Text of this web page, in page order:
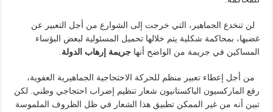
لن تنخدع الجماهير، التي خرجت إلى الشوارع من أجل التعبير عن
غضبها، بمحاكمة شكلية يتم خلالها تحميل المسئولية لبعض البؤساء
المساكين في جريمة من الواضح أنهاجريمة إرهاب الدولة
من أجل إعطاء تعبير منظم للحركة الاحتجاجية الجماهيرية العفوية،
رفع الماركسيون الباكستانيون شعار تنظيم إضراب احتجاجي وطني. لكن
تبين أنه من غير الممكن تطبيق هذا الشعار في ظل الظروف الملموسة